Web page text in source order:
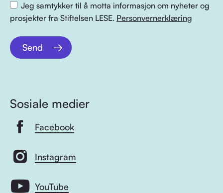
Jeg samtykker til å motta informasjon om nyheter og
prosjekter fra Stiftelsen LESE. Personvernerklæring
Send
Sosiale medier
Facebook
Instagram
YouTube